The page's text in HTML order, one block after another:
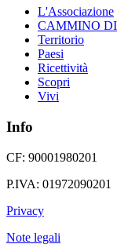
L'Associazione
CAMMINO
Territorio
Paesi
Ricettività
Scopri
Vivi
Info
CF: 90001980201
P.IVA: 01972090201
Privacy
Note legali